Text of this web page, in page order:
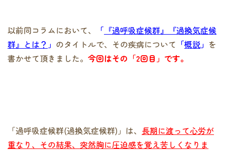
以前同コラムにおいて、 「 『過呼吸症候群』『過換気症候
群』とは？ 」 のタイトルで、その疾病について 「概説」 を
書かせて頂きました。 今回はその「2回目」です。
「過呼吸症候群(過換気症候群)」は、 長期に渡って心労が
重なり、その結果、突然胸に圧迫感を覚え苦しくなりま